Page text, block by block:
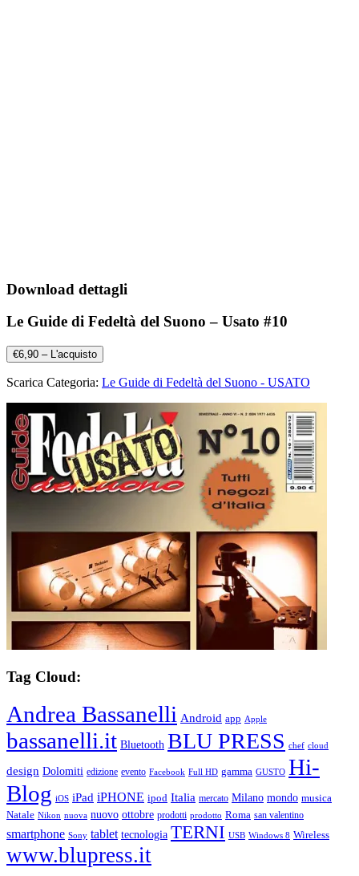
Download dettagli
Le Guide di Fedeltà del Suono – Usato #10
€6,90 – L'acquisto
Scarica Categoria: Le Guide di Fedeltà del Suono - USATO
Tag Cloud:
Andrea Bassanelli Android app Apple
bassanelli.it Bluetooth BLU PRESS chef cloud
design Dolomiti edizione evento Facebook Full HD gamma GUSTO Hi-
Blog iOS iPad iPHONE ipod Italia mercato Milano mondo musica
Natale Nikon nuova nuovo ottobre prodotti prodotto Roma san valentino
smartphone Sony tablet tecnologia TERNI USB Windows 8 Wireless
www.blupress.it